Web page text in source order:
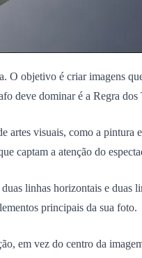
objetivo é criar imagens
deve dominar é a Regra dos
visuais, como a
captam a atenção do
linhas horizontais e duas
principais da sua foto.
em vez do centro da